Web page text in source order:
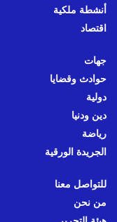
أنشطة ملكية
اقتصاد
جهات
حوادث وقضايا
دولية
دين ودنيا
رياضة
الجريدة الورقية
للتواصل معنا
من نحن